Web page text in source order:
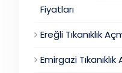
Fiyatları
Ereğli Tıkanıklık
Emirgazi